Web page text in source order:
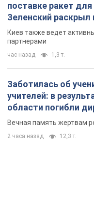
поставке ракет
Зеленский раскрыл
Киев также ведет
партнерами
час назад 1,3 т.
Заботилась об
учителей: в
области погибли
муж и внук
Вечная память жертвам
2 часа назад 12,3 т.